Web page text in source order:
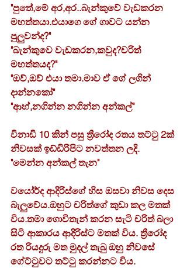
"පුතේ,මේ අර,අර..බැන්කුවේ වැඩකරන
මහත්තයා.එයාගෙ ගේ ගාවට යන්න
පුලුවන්ද?"
"බැන්කුවෙ වැඩකරන,කවුද?චරිත්
මහත්තයද?"
"ඔව්,ඔව් එයා තමා.මාව ඒ ගේ ලගින්
දාන්නකෝ"
"ආහ්,නගින්න නගින්න අන්කල්"
විනාඩි 10 කින් පසු ත්‍රීරෝද රතය තට්ටු 2ක්
නිවසක් ඉඩ්ඩිරිපිට නවත්තන ලදි.
"මෙන්න අන්කල් තැන"
වයෝර්ද ආදිරිස්ගේ හිස ඔසවා නිවස දෙස
බැලුවේය.ඔහුට චරිත්ගේ කුඩා කල මතක්
විය.තමා ගොවිතැන් කරන සැටි චරිත් බලා
සිටි ආකාරය ආදිරිස්ට මතක් විය. ත්‍රීරෝද
රත රියදුරු මත මුදල් තැබු ඔහු නිවසේ
ගේට්ටුවට තට්ටු කරන්නට විය.